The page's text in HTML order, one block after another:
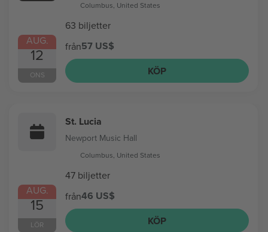
AUG.
12
ONS
Columbus, United States
63 biljetter
från57 US$
KÖP
AUG.
15
LÖR
St. Lucia
Newport Music Hall
Columbus, United States
47 biljetter
från46 US$
KÖP